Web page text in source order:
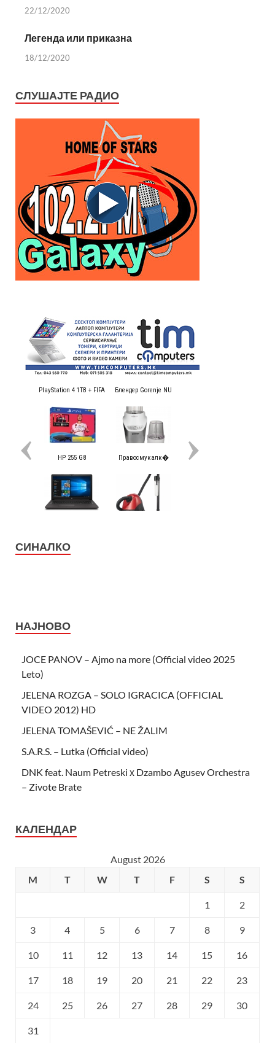
22/12/2020
Легенда или приказна
18/12/2020
СЛУШАЈТЕ РАДИО
СИНАЛКО
НАЈНОВО
JOCE PANOV – Ajmo na more (Official video 2025
Leto)
JELENA ROZGA – SOLO IGRACICA (OFFICIAL
VIDEO 2012) HD
JELENA TOMAŠEVIĆ – NE ŽALIM
S.A.R.S. – Lutka (Official video)
DNK feat. Naum Petreski х Dzambo Agusev Orchestra
– Zivote Brate
КАЛЕНДАР
August 2026
M
T W T F S S
1 2
3 4 5 6 7 8 9
10 11 12 13 14 15 16
17 18 19 20 21 22 23
24 25 26 27 28 29 30
31